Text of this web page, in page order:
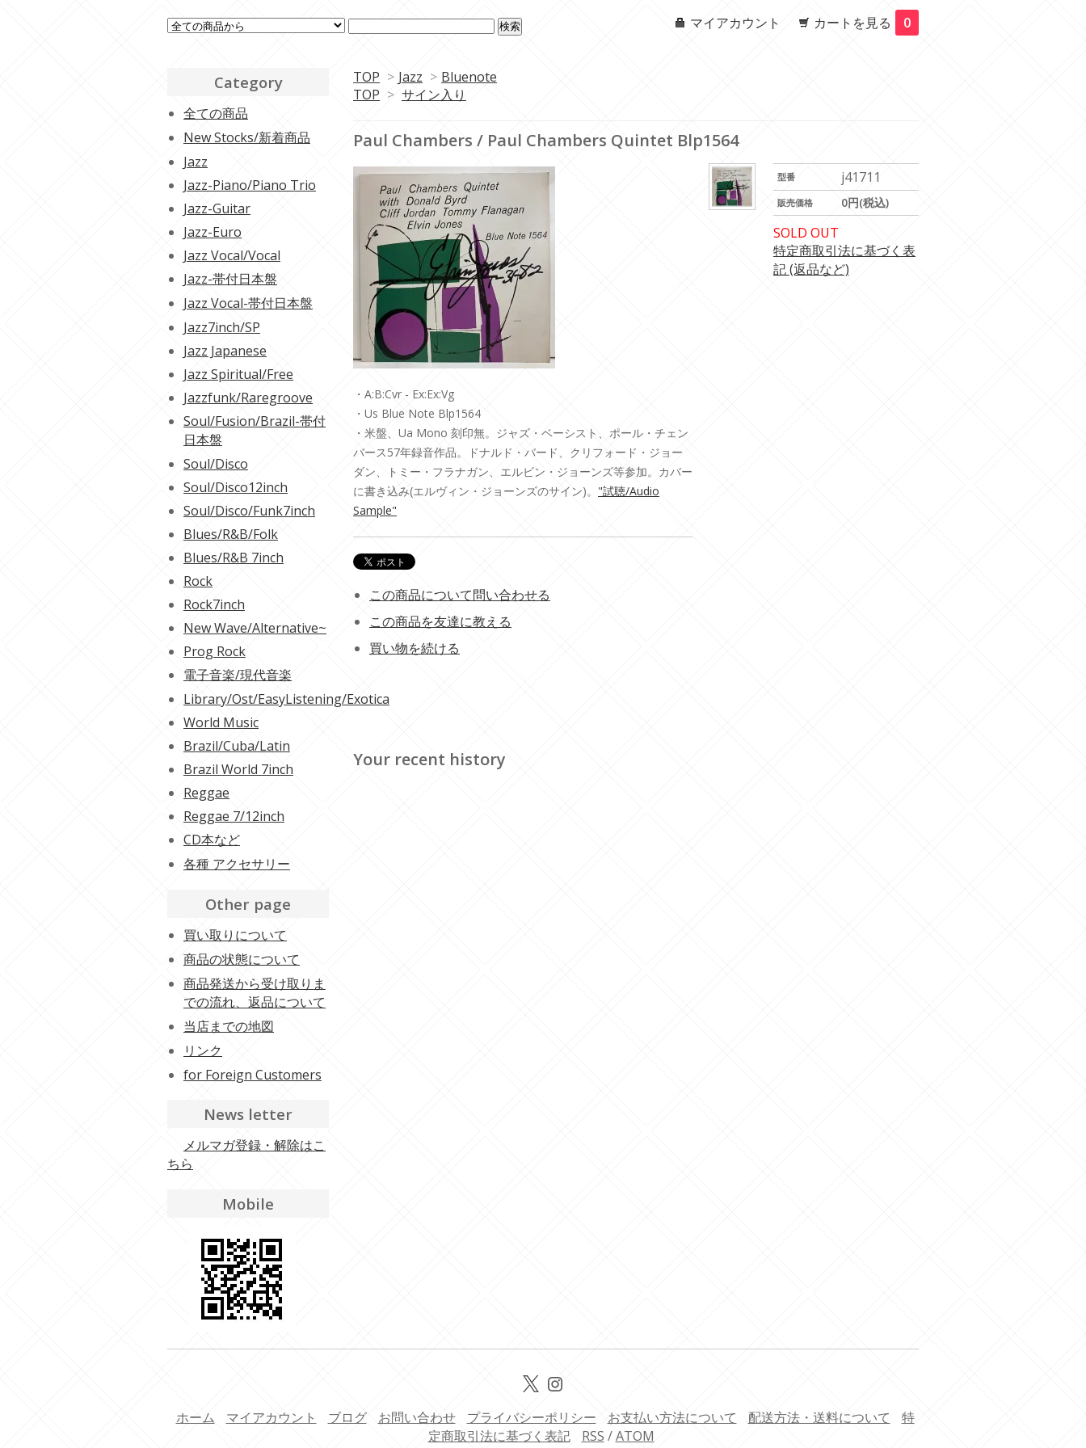
マイアカウント カートを見る 0
TOP > Jazz > Bluenote
TOP > サイン入り
Paul Chambers / Paul Chambers Quintet Blp1564
型番 j41711
販売価格 0円(税込)
SOLD OUT
特定商取引法に基づく表
記 (返品など)
・A:B:Cvr - Ex:Ex:Vg
・Us Blue Note Blp1564
・米盤、Ua Mono 刻印無。ジャズ・ベーシスト、ポール・チェン
バース57年録音作品。ドナルド・バード、クリフォード・ジョー
ダン、トミー・フラナガン、エルビン・ジョーンズ等参加。カバー
に書き込み(エルヴィン・ジョーンズのサイン)。 "試聴/Audio
Sample"
この商品について問い合わせる
この商品を友達に教える
買い物を続ける
Your recent history
Category
全ての商品
New Stocks/新着商品
Jazz
Jazz-Piano/Piano Trio
Jazz-Guitar
Jazz-Euro
Jazz Vocal/Vocal
Jazz-帯付日本盤
Jazz Vocal-帯付日本盤
Jazz7inch/SP
Jazz Japanese
Jazz Spiritual/Free
Jazzfunk/Raregroove
Soul/Fusion/Brazil-帯付
日本盤
Soul/Disco
Soul/Disco12inch
Soul/Disco/Funk7inch
Blues/R&B/Folk
Blues/R&B 7inch
Rock
Rock7inch
New Wave/Alternative~
Prog Rock
電子音楽/現代音楽
Library/Ost/EasyListening/Exotica
World Music
Brazil/Cuba/Latin
Brazil World 7inch
Reggae
Reggae 7/12inch
CD本など
各種 アクセサリー
Other page
買い取りについて
商品の状態について
商品発送から受け取りま
での流れ、返品について
当店までの地図
リンク
for Foreign Customers
News letter
メルマガ登録・解除はこ
ちら
Mobile
ホーム マイアカウント ブログ お問い合わせ プライバシーポリシー お支払い方法について 配送方法・送料について
特
定商取引法に基づく表記
RSS /ATOM